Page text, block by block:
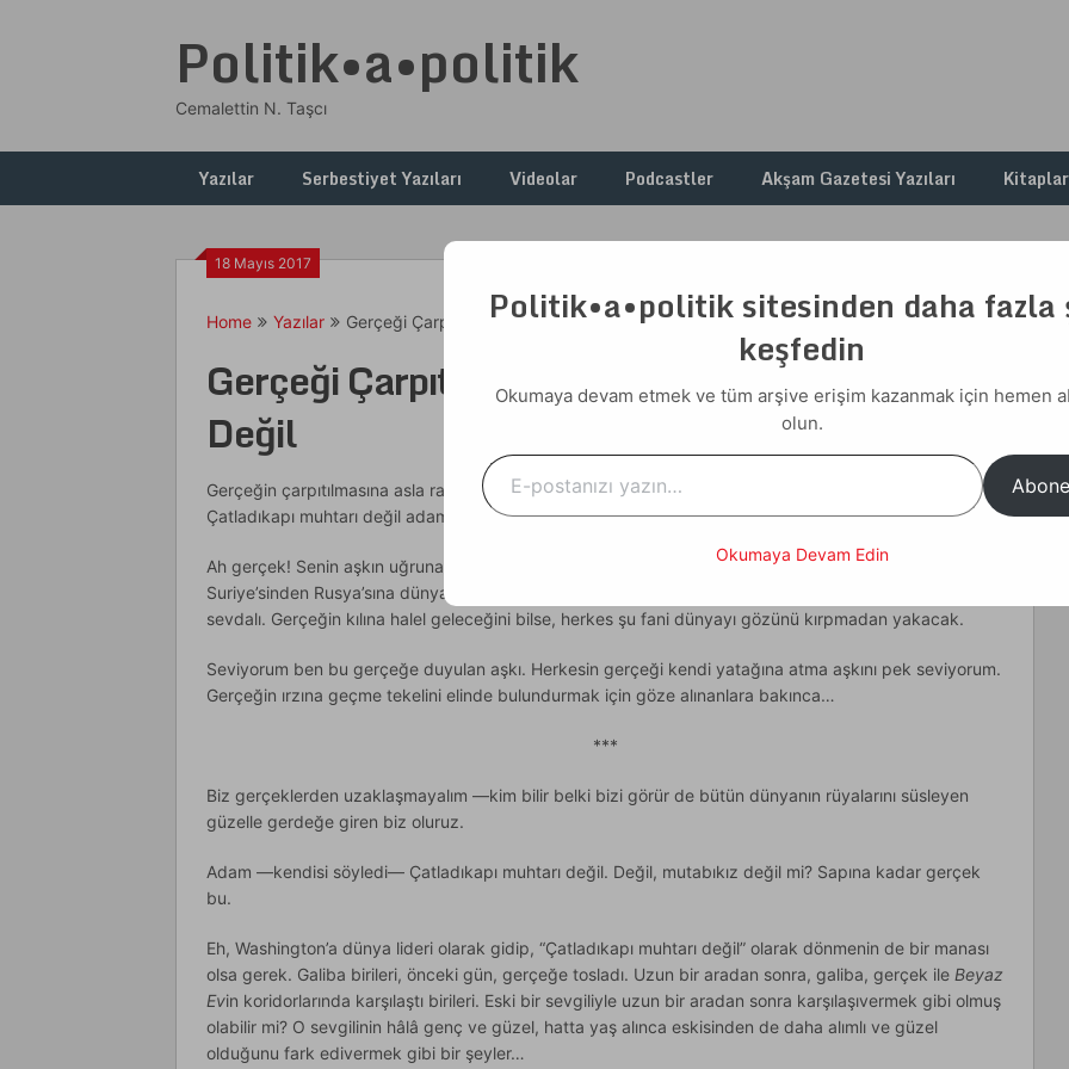
Politik•a•politik
Cemalettin N. Taşcı
Yazılar Serbestiyet Yazıları Videolar Podcastler Akşam Gazetesi Yazıları Kitaplar
18 Mayıs 2017
Home Yazılar Gerçeği Çarpıtmayın, Çatladıkapı Muhtarı Değil
Gerçeği Çarpıtmayın, Çatladıkapı Muhtarı
Değil
Gerçeğin çarpıtılmasına asla razı gelemiyor adam, anlamadınız mı hâlâ! Görüşme kısa filan sürmedi.
Çatladıkapı muhtarı değil adam… Dürüst ol, canını ye. Dürüst olmazsan? Kusura bakma!
Ah gerçek! Senin aşkın uğruna ne güneşler batıyor. ABD’sinden Avrupa’sına, Çin’inden Ruanda’sına,
Suriye’sinden Rusya’sına dünyanın dört bir yanında herkes, istisnasız herkes gerçeğe gönülden
sevdalı. Gerçeğin kılına halel geleceğini bilse, herkes şu fani dünyayı gözünü kırpmadan yakacak.
Seviyorum ben bu gerçeğe duyulan aşkı. Herkesin gerçeği kendi yatağına atma aşkını pek seviyorum.
Gerçeğin ırzına geçme tekelini elinde bulundurmak için göze alınanlara bakınca…
***
Biz gerçeklerden uzaklaşmayalım —kim bilir belki bizi görür de bütün dünyanın rüyalarını süsleyen
güzelle gerdeğe giren biz oluruz.
Adam —kendisi söyledi— Çatladıkapı muhtarı değil. Değil, mutabıkız değil mi? Sapına kadar gerçek
bu.
Eh, Washington’a dünya lideri olarak gidip, “Çatladıkapı muhtarı değil” olarak dönmenin de bir manası
olsa gerek. Galiba birileri, önceki gün, gerçeğe tosladı. Uzun bir aradan sonra, galiba, gerçek ile Beyaz
Evin koridorlarında karşılaştı birileri. Eski bir sevgiliyle uzun bir aradan sonra karşılaşıvermek gibi olmuş
olabilir mi? O sevgilinin hâlâ genç ve güzel, hatta yaş alınca eskisinden de daha alımlı ve güzel
olduğunu fark edivermek gibi bir şeyler…
Politik•a•politik sitesinden daha fazla
keşfedin
Okumaya devam etmek ve tüm arşive erişim kazanmak için hemen
olun.
E-postanızı yazın…
Okumaya Devam Edin